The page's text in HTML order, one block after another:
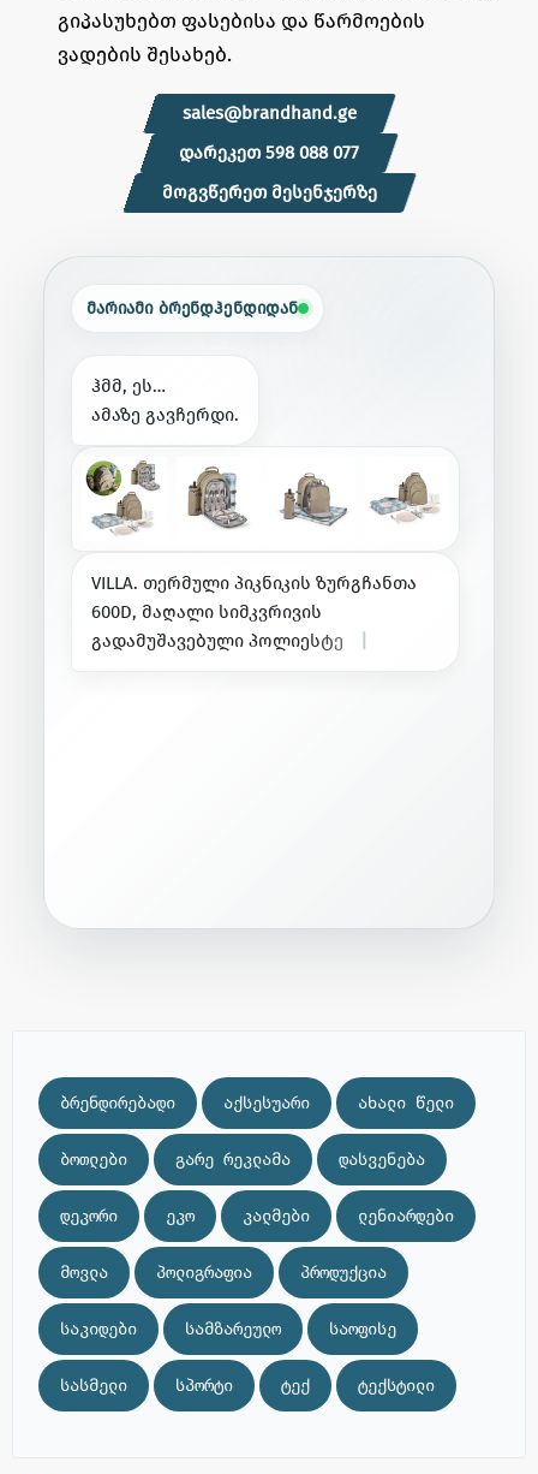
გიპასუხებთ ფასებისა და წარმოების
ვადების შესახებ.
sales@brandhand.ge
დარეკეთ 598 088 077
მოგვწერეთ მესენჯერზე
მარიამი ბრენდჰენდიდან
ჰმმ, ეს…
ამაზე გავჩერდი.
VILLA. თერმული პიკნიკის ზურგჩანთა
600D, მაღალი სიმკვრივის
გადამუშავებული პოლიესტე
ბრენდირებადი აქსესუარი ახალი წელი
ბოთლები გარე რეკლამა დასვენება
დეკორი ეკო კალმები ლენიარდები
მოვლა პოლიგრაფია პროდუქცია
საკიდები სამზარეულო საოფისე
სასმელი სპორტი ტექ ტექსტილი